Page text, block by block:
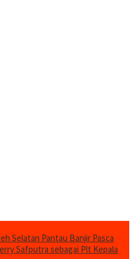
Selatan Pantau Banjir Pasca
Safputra sebagai Plt Kepala